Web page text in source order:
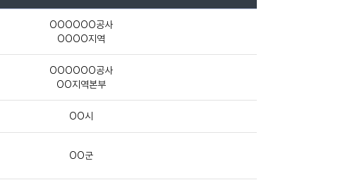
OOOOOO공사
OOOO지역
OOOOOO공사
OO지역본부
OO시
OO군